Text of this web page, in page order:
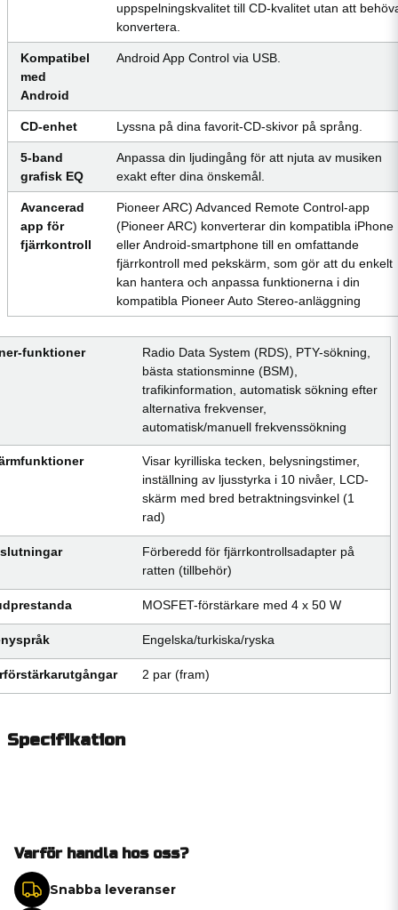
uppspelningskvalitet till CD-kvalitet utan att
konvertera.
Kompatibel
med
Android
Android App Control via USB.
CD-enhet Lyssna på dina favorit-CD-skivor på språng.
5-band
grafisk EQ
Anpassa din ljudingång för att njuta av musiken
exakt efter dina önskemål.
Avancerad
app för
fjärrkontroll
Pioneer ARC) Advanced Remote Control-app
(Pioneer ARC) konverterar din kompatibla iPhone
eller Android-smartphone till en omfattande
fjärrkontroll med pekskärm, som gör att du enkelt
kan hantera och anpassa funktionerna i din
kompatibla Pioneer Auto Stereo-anläggning
funktioner
Radio Data System (RDS), PTY-sökning,
bästa stationsminne (BSM),
trafikinformation, automatisk sökning efter
alternativa frekvenser,
automatisk/manuell frekvenssökning
Visar kyrilliska tecken, belysningstimer,
inställning av ljusstyrka i 10 nivåer, LCD-
skärm med bred betraktningsvinkel (1
rad)
Förberedd för fjärrkontrollsadapter på
ratten (tillbehör)
MOSFET-förstärkare med 4 x 50 W
Engelska/turkiska/ryska
2 par (fram)
Specifikation
Varför handla hos oss?
Snabba leveranser